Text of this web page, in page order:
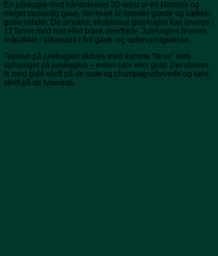
En julekugle med håndskrevet 3D-tekst er en klassisk og
meget personlig gave, der hvert år spreder glæde og vækker
gode minder. De smukke, eksklusive glaskugler kan leveres i
12 farver med mat eller blank overflade. Julekuglen leveres
indpakket i silkepapir i flot gave- og opbevaringsæske.
Teksten på julekuglen skrives med samme “farve” som
ophænget på julekuglen – enten sølv eller guld. Der skrives
fx med guld-skrift på de røde og champagnefarvede og sølv-
skrift på de lyserøde.